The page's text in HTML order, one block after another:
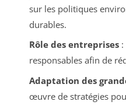
sur les politiques
durables.
Rôle des entreprises:
responsables afin de
Adaptation des
œuvre de stratégies